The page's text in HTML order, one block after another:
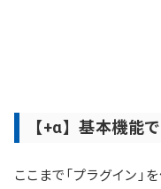
【+α】基本機能
ここまで「プラグイン」